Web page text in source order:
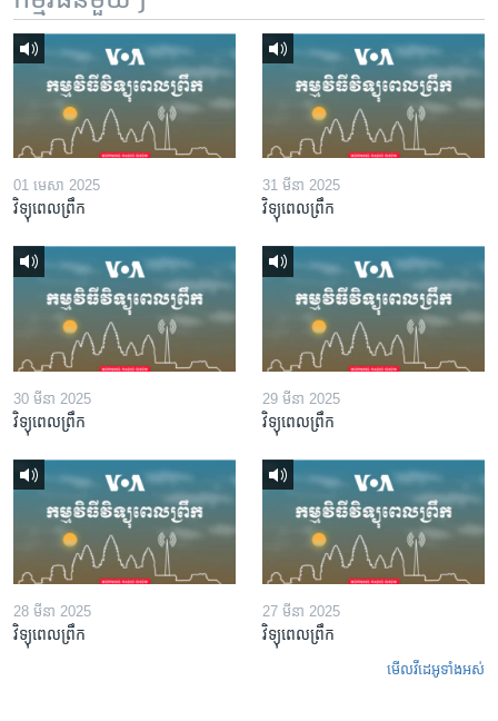
01 មេសា 2025
វិទ្យុពេលព្រឹក
31 មីនា 2025
វិទ្យុពេលព្រឹក
30 មីនា 2025
វិទ្យុពេលព្រឹក
29 មីនា 2025
វិទ្យុពេលព្រឹក
28 មីនា 2025
វិទ្យុពេលព្រឹក
27 មីនា 2025
វិទ្យុពេលព្រឹក
មើល​វីដេអូ​ទាំង​អស់